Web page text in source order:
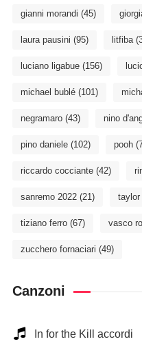
gianni morandi (45)
laura pausini (95) litfiba
luciano ligabue(156)
michael bublé(101)
negramaro(43) nino
pino daniele(102) pooh
riccardo cocciante(42)
sanremo 2022(21)
tiziano ferro(67) vasco
zucchero fornaciari (49)
Canzoni
In for the Kill accordi